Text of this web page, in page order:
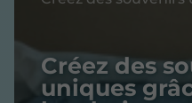
Créez des
uniques